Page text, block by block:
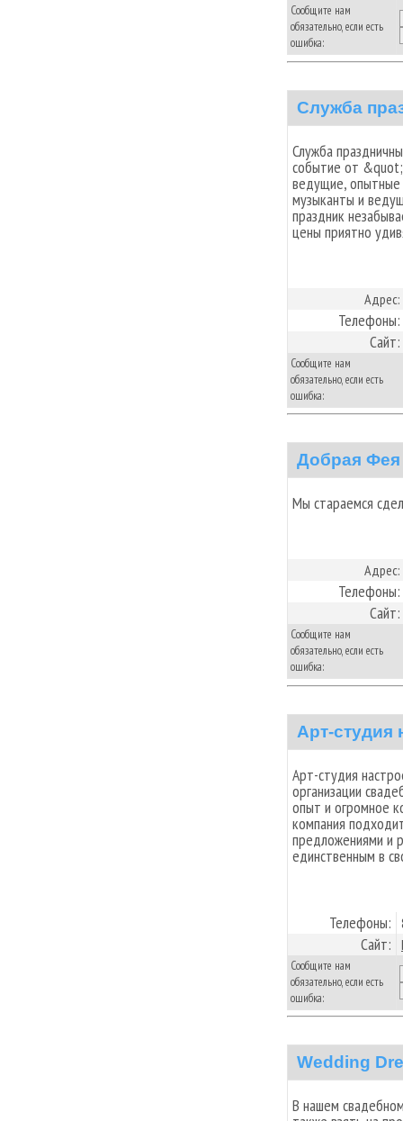
Сообщите нам
обязательно, если есть
ошибка:
Служба
Служба
событие от
ведущие,
музыканты и
праздник
цены приятно
Адрес:
Телефоны:
Сайт:
Сообщите нам
обязательно, если есть
ошибка:
Добрая Фея
Мы стараемся
Адрес:
Телефоны:
Сайт:
Сообщите нам
обязательно, если есть
ошибка:
Арт-студия
Арт-студия
организации
опыт и огромное
компания
предложениями и
единственным в
Телефоны:
Сайт:
Сообщите нам
обязательно, если есть
ошибка:
Wedding
В нашем